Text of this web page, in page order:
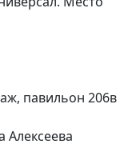
павильон 206в
Алексеева